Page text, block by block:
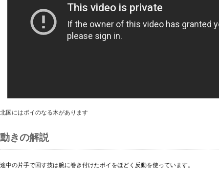
北国にはポイのなる木があります
動きの解説
途中の片手で回す技は腕に巻き付けたポイをほどく反動を使っています。